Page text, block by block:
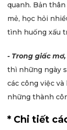
quanh. Bản
mẻ, học hỏi
tình huống xấu
- Trong giấc
thì những ngày
các công việc
những thành
* Chi tiết